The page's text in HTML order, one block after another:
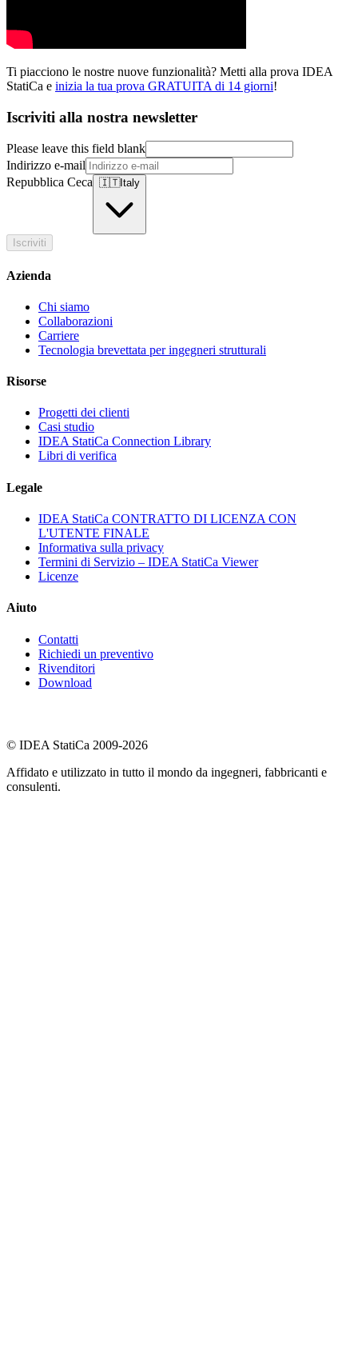
Ti piacciono le nostre nuove funzionalità? Metti alla prova IDEA
StatiCa e inizia la tua prova GRATUITA di 14 giorni!
Iscriviti alla nostra newsletter
Please leave this field blank
Indirizzo e-mail
Repubblica Ceca 🇮🇹Italy
Iscriviti
Azienda
Chi siamo
Collaborazioni
Carriere
Tecnologia brevettata per ingegneri strutturali
Risorse
Progetti dei clienti
Casi studio
IDEA StatiCa Connection Library
Libri di verifica
Legale
IDEA StatiCa CONTRATTO DI LICENZA CON
L'UTENTE FINALE
Informativa sulla privacy
Termini di Servizio – IDEA StatiCa Viewer
Licenze
Aiuto
Contatti
Richiedi un preventivo
Rivenditori
Download
© IDEA StatiCa 2009-2026
Affidato e utilizzato in tutto il mondo da ingegneri, fabbricanti e
consulenti.